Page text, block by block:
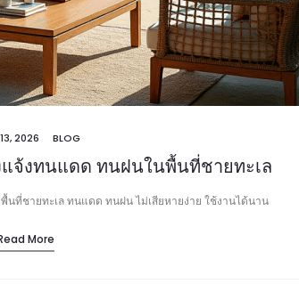
2026 BLOG
แจ้งทนแดด ทนฝนในพื้นที่ชายทะเล
นที่ชายทะเล ทนแดด ทนฝน ไม่เสียหายง่าย ใช้งานได้นาน
More